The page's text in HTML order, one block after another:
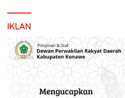
IKLAN